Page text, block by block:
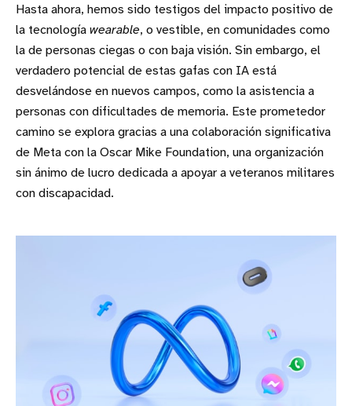
Hasta ahora, hemos sido testigos del impacto positivo de
la tecnología wearable, o vestible, en comunidades como
la de personas ciegas o con baja visión. Sin embargo, el
verdadero potencial de estas gafas con IA está
desvelándose en nuevos campos, como la asistencia a
personas con dificultades de memoria. Este prometedor
camino se explora gracias a una colaboración significativa
de Meta con la Oscar Mike Foundation, una organización
sin ánimo de lucro dedicada a apoyar a veteranos militares
con discapacidad.